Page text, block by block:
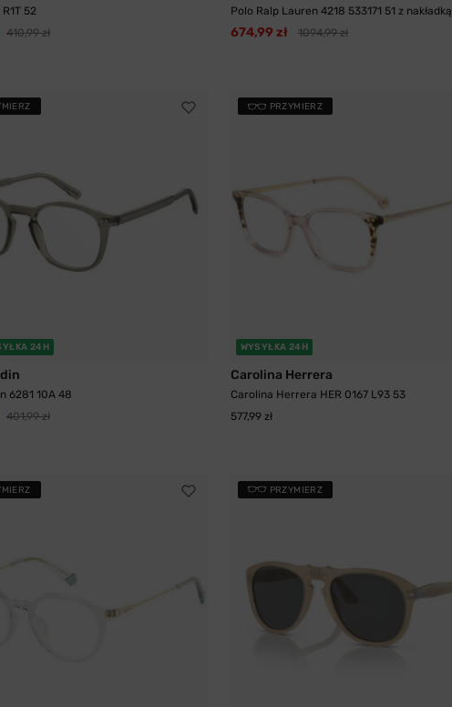
52
410,99 zł
Polo Ralp Lauren 4218 533171 51 z nakładką
674,99 zł 1094,99 zł
24H
6281 10A 48
401,99 zł
PRZYMIERZ
WYSYŁKA 24H
Carolina Herrera
Carolina Herrera HER 0167 L93 53
577,99 zł
PRZYMIERZ